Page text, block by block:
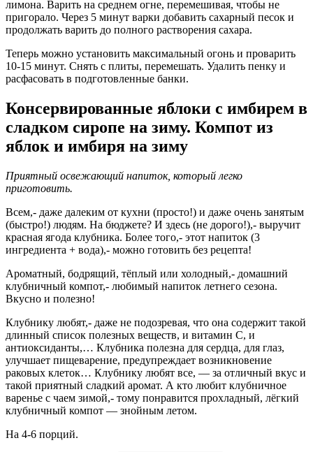
лимона. Варить на среднем огне, перемешивая, чтобы не
пригорало. Через 5 минут варки добавить сахарный песок и
продолжать варить до полного растворения сахара.
Теперь можно установить максимальный огонь и проварить
10-15 минут. Снять с плиты, перемешать. Удалить пенку и
расфасовать в подготовленные банки.
Консервированные яблоки с имбирем в
сладком сиропе на зиму. Компот из
яблок и имбиря на зиму
Приятный освежающий напиток, который легко
приготовить.
Всем,- даже далеким от кухни (просто!) и даже очень занятым
(быстро!) людям. На бюджете? И здесь (не дорого!),- выручит
красная ягода клубника. Более того,- этот напиток (3
ингредиента + вода),- можно готовить без рецепта!
Ароматный, бодрящий, тёплый или холодный,- домашний
клубничный компот,- любимый напиток летнего сезона.
Вкусно и полезно!
Клубнику любят,- даже не подозревая, что она содержит такой
длинный список полезных веществ, и витамин С, и
антиоксиданты,… Клубника полезна для сердца, для глаз,
улучшает пищеварение, предупреждает возникновение
раковых клеток… Клубнику любят все, — за отличный вкус и
такой приятный сладкий аромат. А кто любит клубничное
варенье с чаем зимой,- тому понравится прохладный, лёгкий
клубничный компот — знойным летом.
На 4-6 порций.